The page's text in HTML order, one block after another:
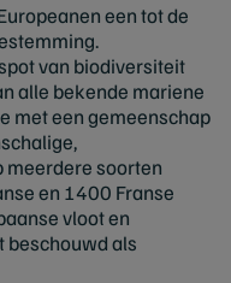
een tot de
van biodiversiteit
alle bekende mariene
met een gemeenschap
meerdere soorten
en 1400 Franse
vloot en
beschouwd als